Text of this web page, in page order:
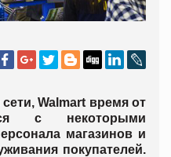
Walmart время от
с некоторыми
магазинов и
покупателей.